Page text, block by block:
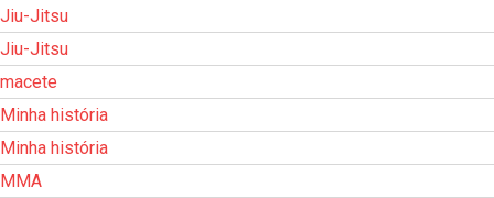
Jiu-Jitsu
Jiu-Jitsu
macete
Minha história
Minha história
MMA